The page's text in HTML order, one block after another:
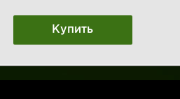
Купить